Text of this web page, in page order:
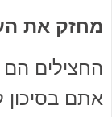
מחזק את
החצילים הם
אתם בסיכון